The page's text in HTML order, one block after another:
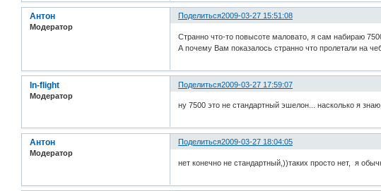
Поделиться2009-03-27 15:51:08
Антон
Модератор
Странно что-то повысоте маловато, я сам набираю
А почему Вам показалось странно что пролетали на
Поделиться2009-03-27 17:59:07
In-flight
Модератор
ну 7500 это не стандартный эшелон... насколько я
Поделиться2009-03-27 18:04:05
Антон
Модератор
нет конечно не стандартный,))таких просто нет, я